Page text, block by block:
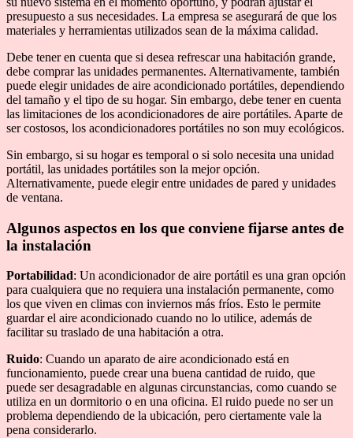
presupuesto a sus necesidades. La empresa se asegurará de que los
materiales y herramientas utilizados sean de la máxima calidad.
Debe tener en cuenta que si desea refrescar una habitación grande,
debe comprar las unidades permanentes. Alternativamente, también
puede elegir unidades de aire acondicionado portátiles, dependiendo
del tamaño y el tipo de su hogar. Sin embargo, debe tener en cuenta
las limitaciones de los acondicionadores de aire portátiles. Aparte de
ser costosos, los acondicionadores portátiles no son muy ecológicos.
Sin embargo, si su hogar es temporal o si solo necesita una unidad
portátil, las unidades portátiles son la mejor opción.
Alternativamente, puede elegir entre unidades de pared y unidades
de ventana.
Algunos aspectos en los que conviene fijarse antes de
la instalación
Portabilidad: Un acondicionador de aire portátil es una gran opción
para cualquiera que no requiera una instalación permanente, como
los que viven en climas con inviernos más fríos. Esto le permite
guardar el aire acondicionado cuando no lo utilice, además de
facilitar su traslado de una habitación a otra.
Ruido: Cuando un aparato de aire acondicionado está en
funcionamiento, puede crear una buena cantidad de ruido, que
puede ser desagradable en algunas circunstancias, como cuando se
utiliza en un dormitorio o en una oficina. El ruido puede no ser un
problema dependiendo de la ubicación, pero ciertamente vale la
pena considerarlo.